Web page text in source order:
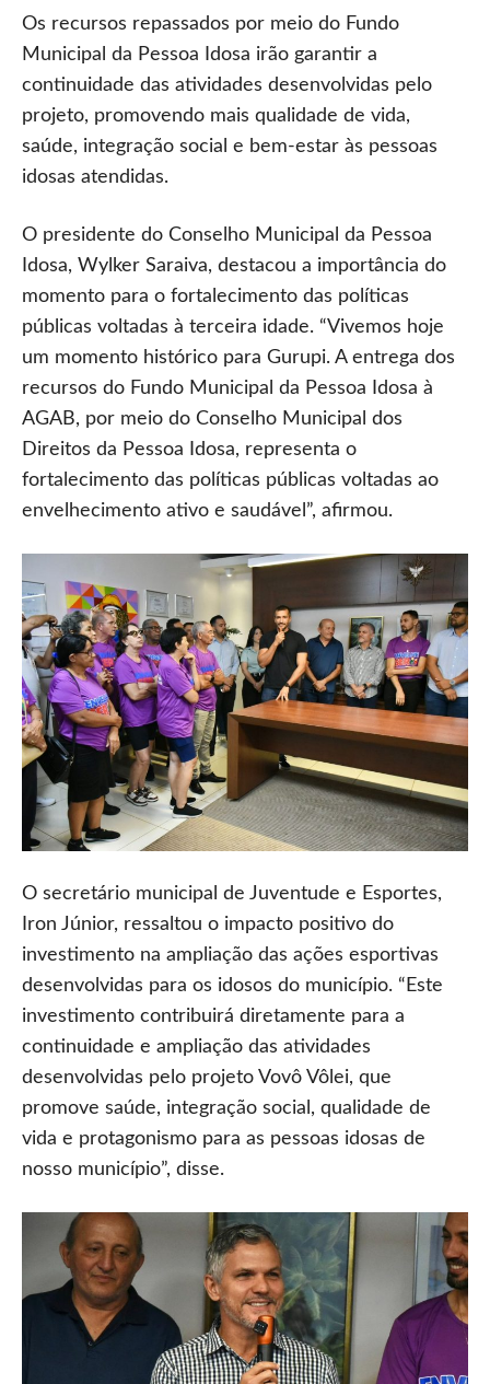
Os recursos repassados por meio do Fundo
Municipal da Pessoa Idosa irão garantir a
continuidade das atividades desenvolvidas pelo
projeto, promovendo mais qualidade de vida,
saúde, integração social e bem-estar às pessoas
idosas atendidas.
O presidente do Conselho Municipal da Pessoa
Idosa, Wylker Saraiva, destacou a importância do
momento para o fortalecimento das políticas
públicas voltadas à terceira idade. “Vivemos hoje
um momento histórico para Gurupi. A entrega dos
recursos do Fundo Municipal da Pessoa Idosa à
AGAB, por meio do Conselho Municipal dos
Direitos da Pessoa Idosa, representa o
fortalecimento das políticas públicas voltadas ao
envelhecimento ativo e saudável”, afirmou.
O secretário municipal de Juventude e Esportes,
Iron Júnior, ressaltou o impacto positivo do
investimento na ampliação das ações esportivas
desenvolvidas para os idosos do município. “Este
investimento contribuirá diretamente para a
continuidade e ampliação das atividades
desenvolvidas pelo projeto Vovô Vôlei, que
promove saúde, integração social, qualidade de
vida e protagonismo para as pessoas idosas de
nosso município”, disse.